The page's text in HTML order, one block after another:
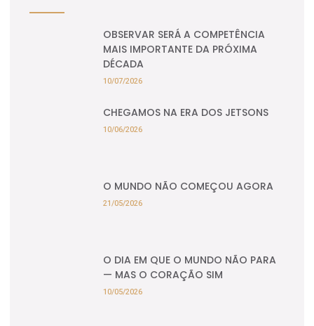
OBSERVAR SERÁ A COMPETÊNCIA
MAIS IMPORTANTE DA PRÓXIMA
DÉCADA
10/07/2026
CHEGAMOS NA ERA DOS JETSONS
10/06/2026
O MUNDO NÃO COMEÇOU AGORA
21/05/2026
O DIA EM QUE O MUNDO NÃO PARA
— MAS O CORAÇÃO SIM
10/05/2026